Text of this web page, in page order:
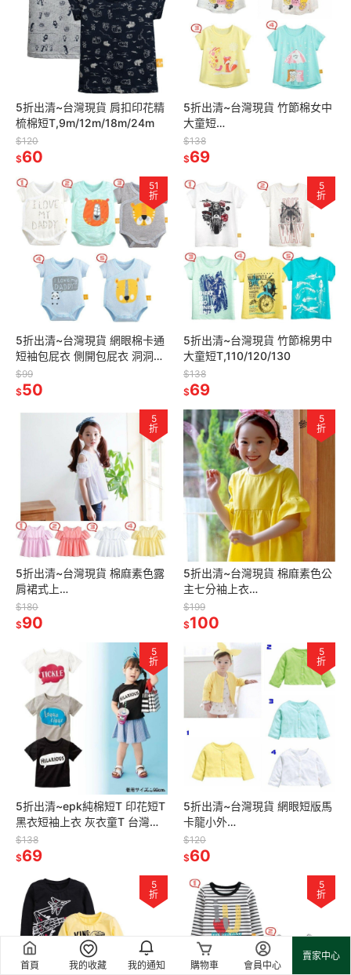
首頁 我的收藏 我的通知 購物車 會員中心
賣家中心
5折出清~台灣現貨 肩扣印花精
梳棉短T,9m/12m/18m/24m
$120
$60
5折出清~台灣現貨 竹節棉女中
大童短
T,110/120/130/140/150
$138
$69
51
折
5折出清~台灣現貨 網眼棉卡通
短袖包屁衣 側開包屁衣 洞洞棉
包屁衣EPK包屁衣,NB/3m
$99
$50
5
折
5折出清~台灣現貨 竹節棉男中
大童短T,110/120/130
$138
$69
5
折
5折出清~台灣現貨 棉麻素色露
肩裙式上
衣,110/120/130/140/150
$180
$90
5
折
5折出清~台灣現貨 棉麻素色公
主七分袖上衣
110/120/130/140/150
$199
$100
5
折
5折出清~epk純棉短T 印花短T
黑衣短袖上衣 灰衣童T 台灣現
貨
$138
$69
5
折
5折出清~台灣現貨 網眼短版馬
卡龍小外
套,12m/18m/24m/100
$120
$60
5
折
5
折